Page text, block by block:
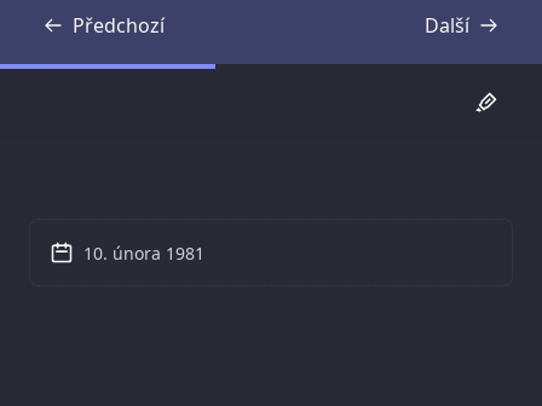
Předchozí
Přepis Další
Přepis
10. února 1981